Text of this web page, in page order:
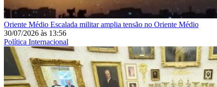
Oriente Médio Escalada militar amplia tensão no Oriente Médio
30/07/2026 às 13:56
Política Internacional